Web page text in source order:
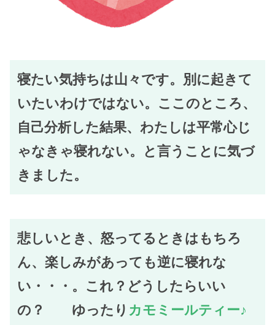
寝たい気持ちは山々です。別に起きて
いたいわけではない。ここのところ、
自己分析した結果、わたしは平常心じ
ゃなきゃ寝れない。と言うことに気づ
きました。
悲しいとき、怒ってるときはもちろ
ん、楽しみがあっても逆に寝れな
い・・・。これ？どうしたらいい
の？ ゆったり カモミールティー♪